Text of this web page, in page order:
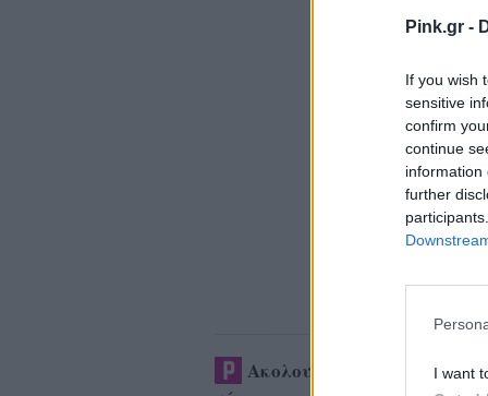
Pink.gr -
If you wish
sensitive
confirm
continue
information
further
I want
Ακολουθήστε το Pink.gr στο